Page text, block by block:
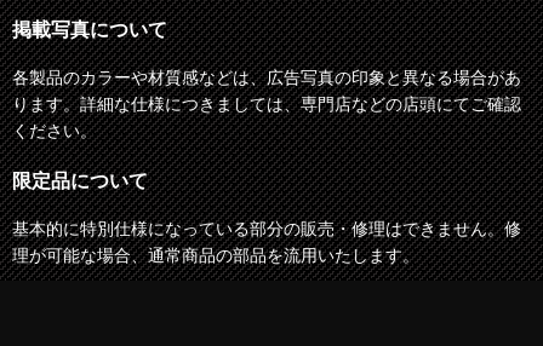
掲載写真について
各製品のカラーや材質感などは、広告写真の印象と異なる場合があ
ります。詳細な仕様につきましては、専門店などの店頭にてご確認
ください。
限定品について
基本的に特別仕様になっている部分の販売・修理はできません。修
理が可能な場合、通常商品の部品を流用いたします。